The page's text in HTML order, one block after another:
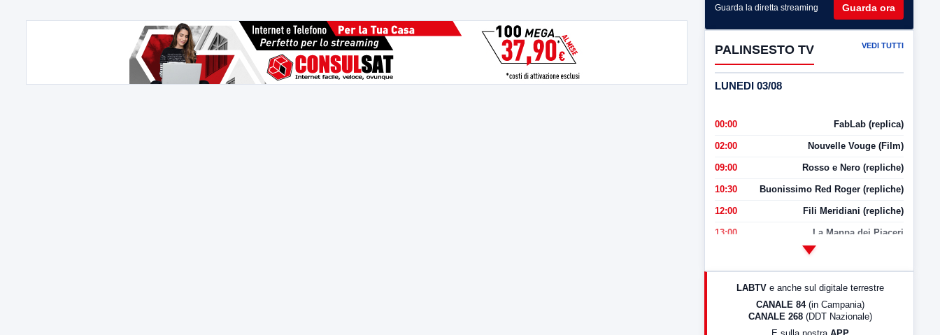
Guarda la diretta streaming Guarda ora
PALINSESTO TV VEDI TUTTI
LUNEDI 03/08
00:00 FabLab (replica)
02:00 Nouvelle Vouge (Film)
09:00 Rosso e Nero (repliche)
10:30 Buonissimo Red Roger (repliche)
12:00 Fili Meridiani (repliche)
13:00 La Mappa dei Piaceri
LabNews (Diretta)
LABTV e anche sul digitale terrestre
CANALE 84 (in Campania)
CANALE 268 (DDT Nazionale)